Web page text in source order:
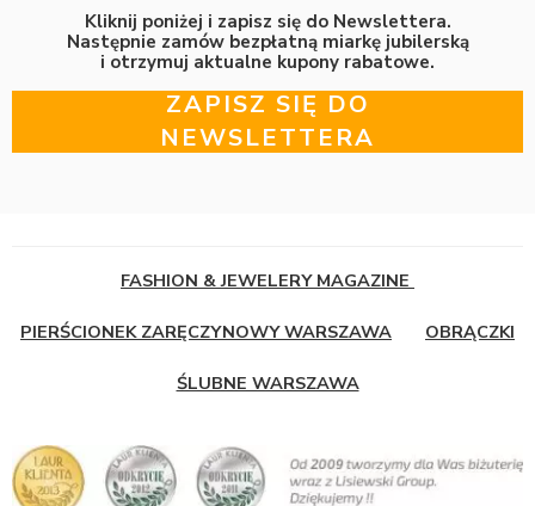
Kliknij poniżej i zapisz się do Newslettera.
Następnie zamów bezpłatną miarkę jubilerską
i otrzymuj aktualne kupony rabatowe.
ZAPISZ SIĘ DO
NEWSLETTERA
FASHION & JEWELERY MAGAZINE
PIERŚCIONEK ZARĘCZYNOWY WARSZAWA OBRĄCZKI
ŚLUBNE WARSZAWA